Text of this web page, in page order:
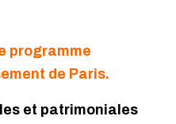
programme
de Paris.
et patrimoniales